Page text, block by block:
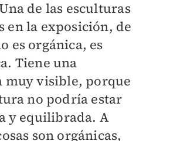
de las esculturas
en la exposición, de
es orgánica, es
Tiene una
muy visible, porque
no podría estar
y equilibrada. A
son orgánicas,